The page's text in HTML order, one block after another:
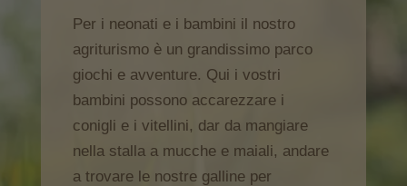
Per i neonati e i bambini il nostro
agriturismo è un grandissimo parco
giochi e avventure. Qui i vostri
bambini possono accarezzare i
conigli e i vitellini, dar da mangiare
nella stalla a mucche e maiali, andare
a trovare le nostre galline per